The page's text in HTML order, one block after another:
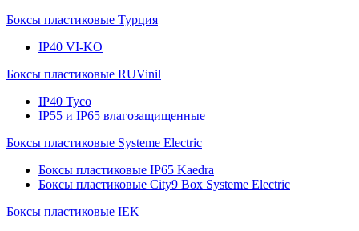
Боксы пластиковые Турция
IP40 VI-KO
Боксы пластиковые RUVinil
IP40 Тусо
IP55 и IP65 влагозащищенные
Боксы пластиковые Systeme Electric
Боксы пластиковые IP65 Kaedra
Боксы пластиковые City9 Box Systeme Electric
Боксы пластиковые IEK